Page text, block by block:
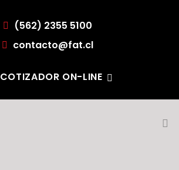
(562) 2355 5100
contacto@fat.cl
COTIZADOR ON-LINE